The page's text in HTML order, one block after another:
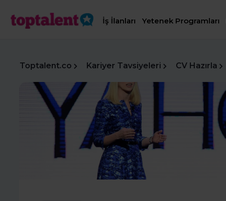
İş İlanları Yetenek Programları
Toptalent.co Kariyer Tavsiyeleri CV Hazırla